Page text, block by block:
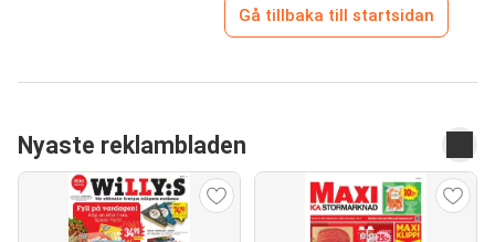
Gå tillbaka till startsidan
Nyaste reklambladen